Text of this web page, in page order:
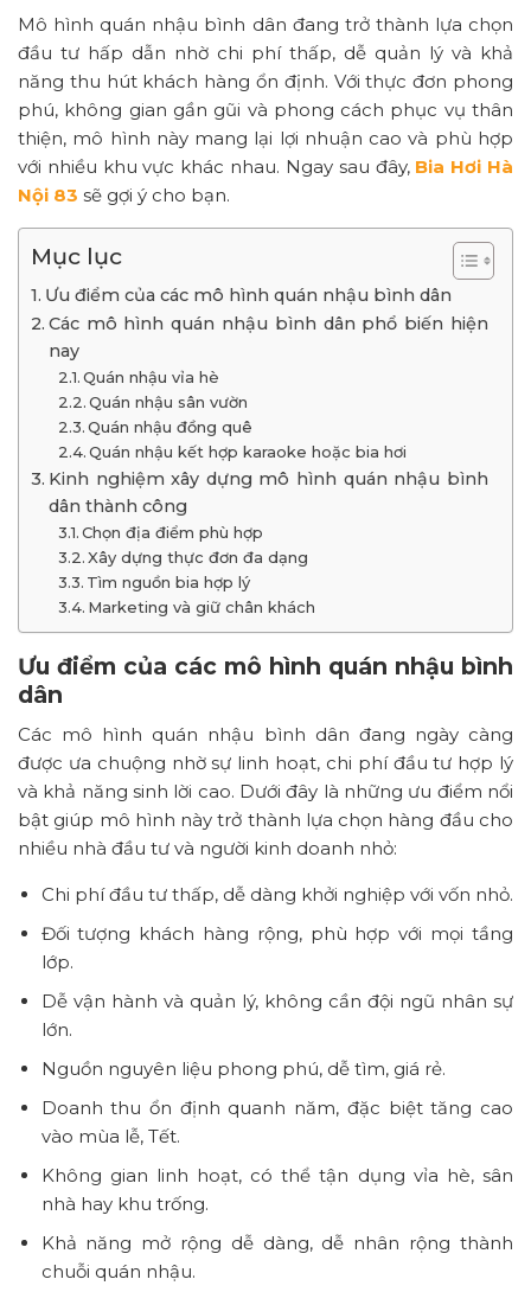
Mô hình quán nhậu bình dân đang trở thành lựa chọn
đầu tư hấp dẫn nhờ chi phí thấp, dễ quản lý và khả
năng thu hút khách hàng ổn định. Với thực đơn phong
phú, không gian gần gũi và phong cách phục vụ thân
thiện, mô hình này mang lại lợi nhuận cao và phù hợp
với nhiều khu vực khác nhau. Ngay sau đây, Bia Hơi Hà
Nội 83 sẽ gợi ý cho bạn.
Mục lục
Ưu điểm của các mô hình quán nhậu bình dân
Các mô hình quán nhậu bình dân phổ biến hiện
nay
Quán nhậu vỉa hè
Quán nhậu sân vườn
Quán nhậu đồng quê
Quán nhậu kết hợp karaoke hoặc bia hơi
Kinh nghiệm xây dựng mô hình quán nhậu bình
dân thành công
Chọn địa điểm phù hợp
Xây dựng thực đơn đa dạng
Tìm nguồn bia hợp lý
Marketing và giữ chân khách
Ưu điểm của các mô hình quán nhậu bình
dân
Các mô hình quán nhậu bình dân đang ngày càng
được ưa chuộng nhờ sự linh hoạt, chi phí đầu tư hợp lý
và khả năng sinh lời cao. Dưới đây là những ưu điểm nổi
bật giúp mô hình này trở thành lựa chọn hàng đầu cho
nhiều nhà đầu tư và người kinh doanh nhỏ:
Chi phí đầu tư thấp, dễ dàng khởi nghiệp với vốn nhỏ.
Đối tượng khách hàng rộng, phù hợp với mọi tầng
lớp.
Dễ vận hành và quản lý, không cần đội ngũ nhân sự
lớn.
Nguồn nguyên liệu phong phú, dễ tìm, giá rẻ.
Doanh thu ổn định quanh năm, đặc biệt tăng cao
vào mùa lễ, Tết.
Không gian linh hoạt, có thể tận dụng vỉa hè, sân
nhà hay khu trống.
Khả năng mở rộng dễ dàng, dễ nhân rộng thành
chuỗi quán nhậu.